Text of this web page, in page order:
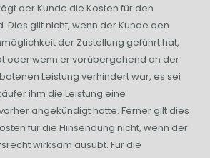
der Kunde die Kosten für den
Dies gilt nicht, wenn der Kunde den
der Zustellung geführt hat,
oder wenn er vorübergehend an der
Leistung verhindert war, es sei
ihm die Leistung eine
angekündigt hatte. Ferner gilt dies
für die Hinsendung nicht, wenn der
wirksam ausübt. Für die